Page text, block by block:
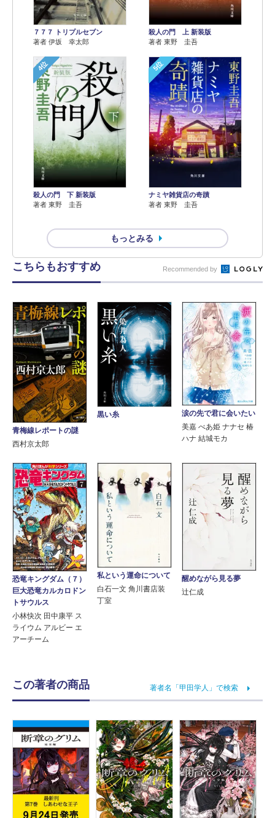
７７７ トリプルセブン
著者 伊坂 幸太郎
殺人の門 上 新装版
著者 東野 圭吾
4位
殺人の門 下 新装版
著者 東野 圭吾
5位
ナミヤ雑貨店の奇蹟
著者 東野 圭吾
もっとみる
こちらもおすすめ Recommended by
青梅線レポートの謎
西村京太郎
黒い糸
涙の先で君に会いたい
美嘉 べあ姫 ナナセ 椿
ハナ 結城モカ
恐竜キングダム（７）
巨大恐竜カルカロドン
トサウルス
小林快次 田中康平 ス
ライウム アルビー エ
アーチーム
私という運命について
白石一文 角川書店装
丁室
醒めながら見る夢
辻仁成
この著者の商品 著者名「甲田学人」で検索